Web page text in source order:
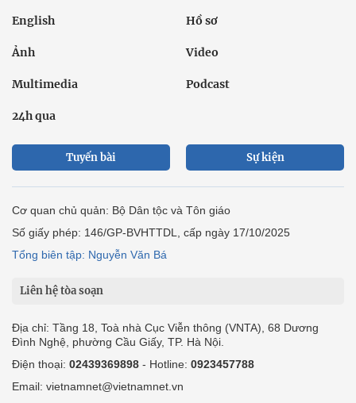
English Hồ sơ
Ảnh Video
Multimedia Podcast
24h qua
Tuyến bài Sự kiện
Cơ quan chủ quản: Bộ Dân tộc và Tôn giáo
Số giấy phép: 146/GP-BVHTTDL, cấp ngày 17/10/2025
Tổng biên tập: Nguyễn Văn Bá
Liên hệ tòa soạn
Địa chỉ: Tầng 18, Toà nhà Cục Viễn thông (VNTA), 68 Dương
Đình Nghệ, phường Cầu Giấy, TP. Hà Nội.
Điện thoại: 02439369898 - Hotline: 0923457788
Email: vietnamnet@vietnamnet.vn